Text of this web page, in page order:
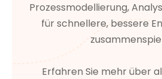
Prozessmodellierung,
für schnellere, bessere
Erfahren Sie mehr über